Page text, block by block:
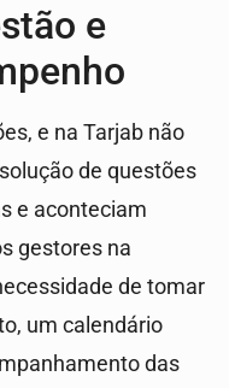
e
e na Tarjab não
de questões
e aconteciam
gestores na
de tomar
um calendário
das